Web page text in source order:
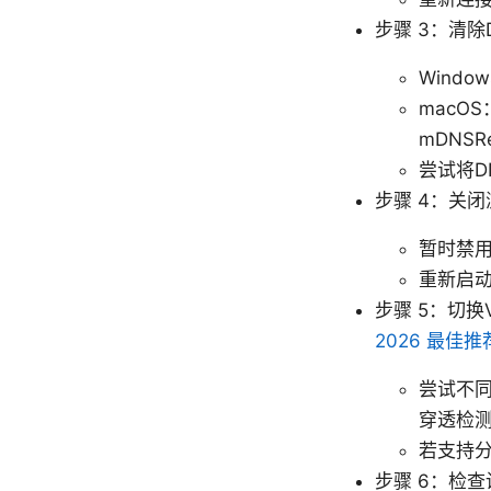
步骤 3：清
macOS
尝试将
步骤 4：关闭
暂时禁
重新启
步骤 5：切
2026 最佳推
尝试不
穿透检
若支持
步骤 6：检